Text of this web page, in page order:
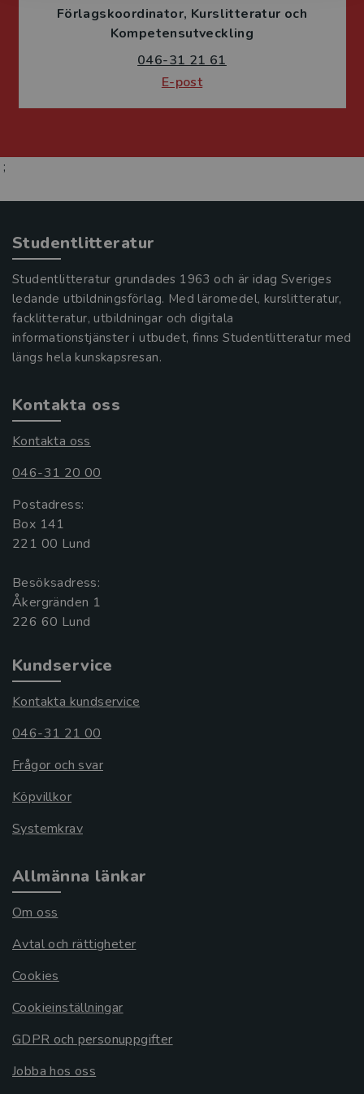
Förlagskoordinator Kurslitteratur och
Kompetensutveckling
046-31 21 61
E-post
;
Studentlitteratur
Studentlitteratur grundades 1963 och är idag Sveriges
ledande utbildningsförlag. Med läromedel, kurslitteratur,
facklitteratur, utbildningar och digitala
informationstjänster i utbudet, finns Studentlitteratur med
längs hela kunskapsresan.
Kontakta oss
Kontakta oss
046-31 20 00
Postadress:
Box 141
221 00 Lund
Besöksadress:
Åkergränden 1
Kundservice
Kontakta kundservice
046-31 21 00
Frågor och svar
Köpvillkor
Systemkrav
Allmänna länkar
Om oss
Avtal och rättigheter
Cookies
Cookieinställningar
GDPR och personuppgifter
Jobba hos oss